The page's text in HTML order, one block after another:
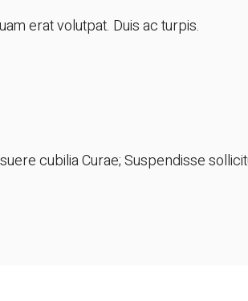
erat volutpat. Duis ac turpis.
cubilia Curae; Suspendisse